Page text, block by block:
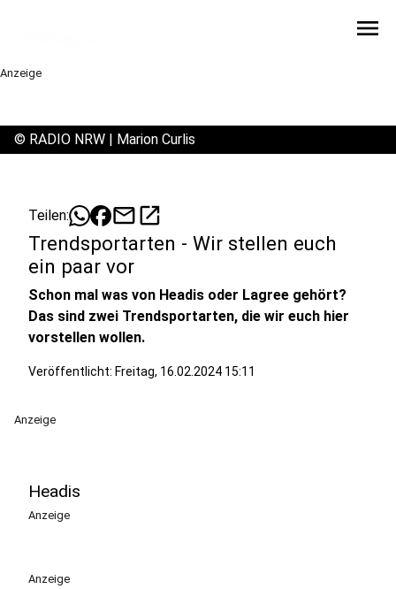
menu
Anzeige
© RADIO NRW | Marion Curlis
Teilen: mailopen_in_new
Trendsportarten - Wir stellen euch
ein paar vor
Schon mal was von Headis oder Lagree gehört?
Das sind zwei Trendsportarten, die wir euch hier
vorstellen wollen.
Veröffentlicht: Freitag, 16.02.2024 15:11
Anzeige
Headis
Anzeige
Anzeige